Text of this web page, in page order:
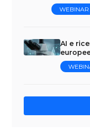
WEBINAR
AI e